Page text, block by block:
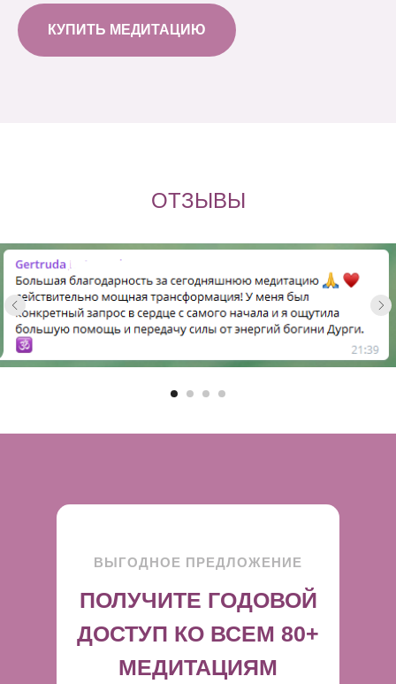
КУПИТЬ МЕДИТАЦИЮ
ОТЗЫВЫ
ВЫГОДНОЕ ПРЕДЛОЖЕНИЕ
ПОЛУЧИТЕ ГОДОВОЙ
ДОСТУП КО ВСЕМ 80+
МЕДИТАЦИЯМ